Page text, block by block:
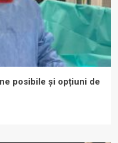
posibile și opțiuni de